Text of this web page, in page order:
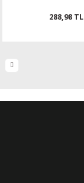
288,98 TL